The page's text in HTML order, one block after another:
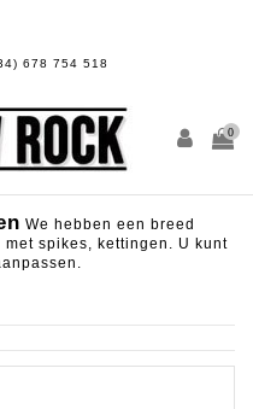
678 754 518
0
We hebben een breed
spikes, kettingen. U kunt